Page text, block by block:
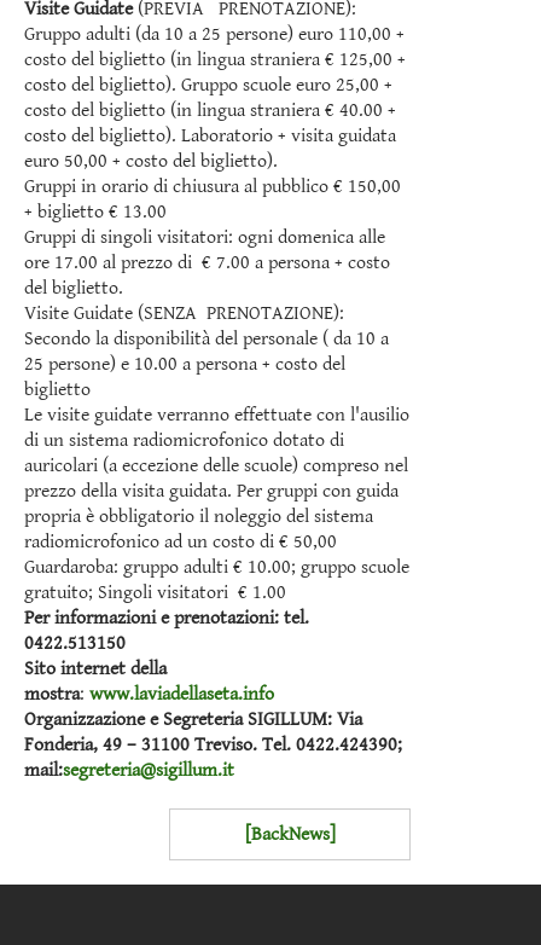
Visite Guidate(PREVIA PRENOTAZIONE):
Gruppo adulti (da 10 a 25 persone) euro 110,00 +
costo del biglietto (in lingua straniera € 125,00 +
costo del biglietto). Gruppo scuole euro 25,00 +
costo del biglietto (in lingua straniera € 40.00 +
costo del biglietto). Laboratorio + visita guidata
euro 50,00 + costo del biglietto).
Gruppi in orario di chiusura al pubblico € 150,00
+ biglietto € 13.00
Gruppi di singoli visitatori: ogni domenica alle
ore 17.00 al prezzo di € 7.00 a persona + costo
del biglietto.
Visite Guidate (SENZA PRENOTAZIONE):
Secondo la disponibilità del personale ( da 10 a
25 persone) e 10.00 a persona + costo del
biglietto
Le visite guidate verranno effettuate con l'ausilio
di un sistema radiomicrofonico dotato di
auricolari (a eccezione delle scuole) compreso nel
prezzo della visita guidata. Per gruppi con guida
propria è obbligatorio il noleggio del sistema
radiomicrofonico ad un costo di € 50,00
Guardaroba: gruppo adulti € 10.00; gruppo scuole
gratuito; Singoli visitatori € 1.00
Per informazioni e prenotazioni: tel.
0422.513150
Sito internet della
mostra: www.laviadellaseta.info
Organizzazione e Segreteria SIGILLUM: Via
Fonderia, 49 – 31100 Treviso. Tel. 0422.424390;
mail:segreteria@sigillum.it
[BackNews]